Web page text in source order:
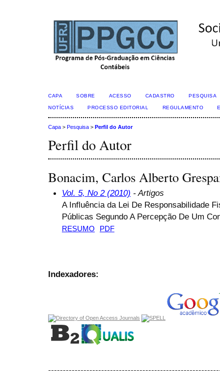
CAPA SOBRE ACESSO CADASTRO PESQUISA
NOTÍCIAS PROCESSO EDITORIAL REGULAMENTO
Capa > Pesquisa > Perfil do Autor
Perfil do Autor
Bonacim, Carlos Alberto
Vol. 5, No 2 (2010) - Artigos
A Influência da Lei De Responsabilidade
Públicas Segundo A Percepção De Um
RESUMO PDF
Indexadores: